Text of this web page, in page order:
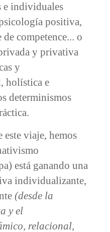
e individuales
positiva,
competence... o
y privativa
y
holística e
determinismos
este viaje, hemos
está ganando una
individualizante,
(desde la
y el
relacional,